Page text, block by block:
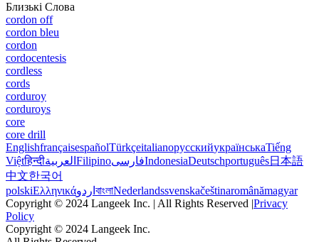
Близькі Слова
cordon off
cordon bleu
cordon
cordocentesis
cordless
cords
corduroy
corduroys
core
core drill
EnglishfrançaisespañolTürkçeitalianoрусскийукраїнськаTiếng
Việtहिन्दीالعربية FilipinoفارسیIndonesiaDeutschportuguês日本語
中文한국어
polskiΕλληνικάاردو বাংলাNederlandssvenskačeštinaromânămagyar
Copyright © 2024 Langeek Inc. | All Rights Reserved |Privacy
Policy
Copyright © 2024 Langeek Inc.